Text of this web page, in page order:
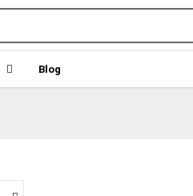
Blog